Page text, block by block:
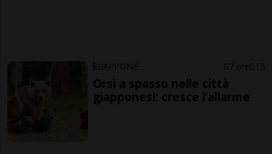
GIAPPONE 7 ore 15
Orsi a spasso nelle città
giapponesi: cresce l’allarme